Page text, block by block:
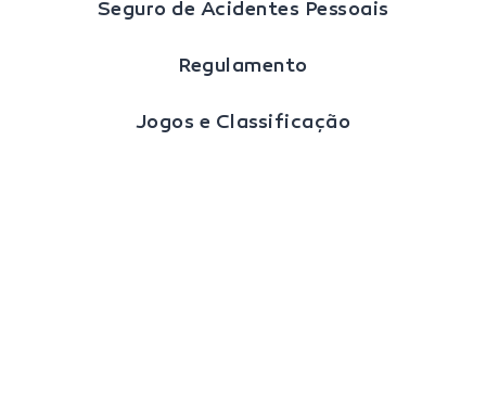
Seguro de Acidentes Pessoais
Regulamento
Jogos e Classificação